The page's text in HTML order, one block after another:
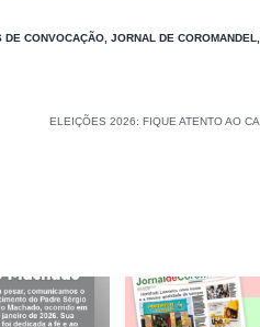
DE CONVOCAÇÃO JORNAL DE COROMANDEL
ELEIÇÕES 2026: FIQUE ATENTO AO